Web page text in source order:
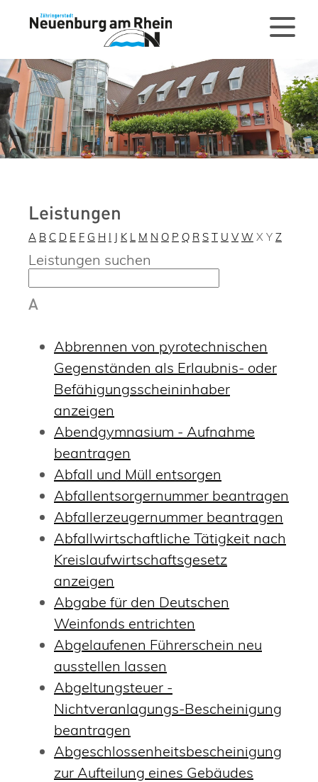
Leistungen
A B C D E F G H I J K L M N O P Q R S T U V W X Y Z
Leistungen suchen
A
Abbrennen von pyrotechnischen
Gegenständen als Erlaubnis- oder
Befähigungsscheininhaber
anzeigen
Abendgymnasium - Aufnahme
beantragen
Abfall und Müll entsorgen
Abfallentsorgernummer beantragen
Abfallerzeugernummer beantragen
Abfallwirtschaftliche Tätigkeit nach
Kreislaufwirtschaftsgesetz
anzeigen
Abgabe für den Deutschen
Weinfonds entrichten
Abgelaufenen Führerschein neu
ausstellen lassen
Abgeltungsteuer -
Nichtveranlagungs-Bescheinigung
beantragen
Abgeschlossenheitsbescheinigung
zur Aufteilung eines Gebäudes